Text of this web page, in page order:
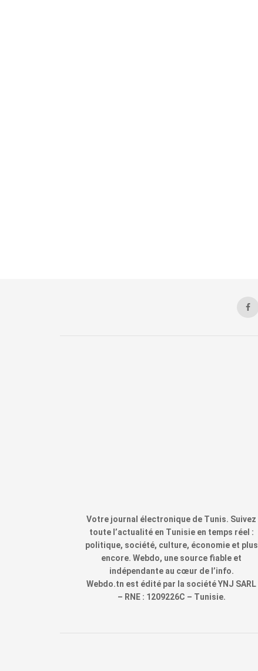
Votre journal électronique de Tunis. Suivez
toute l’actualité en Tunisie en temps réel :
politique, société, culture, économie et plus
encore. Webdo, une source fiable et
indépendante au cœur de l’info.
Webdo.tn est édité par la société YNJ SARL
– RNE : 1209226C – Tunisie.